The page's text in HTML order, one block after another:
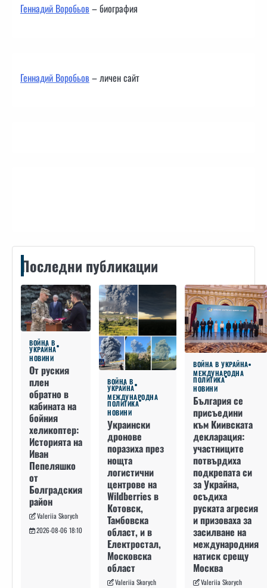
Геннадий Воробьов– биография
Геннадий Воробьов– личен сайт
Последни публикации
ВОЙНА В
УКРАЙНА
НОВИНИ
От руския
плен
обратно в
кабината на
бойния
хеликоптер:
Историята на
Иван
Пепеляшко
от
Болградския
район
Valeriia Skorych
2026-08-06 18:10
ВОЙНА В
УКРАЙНА
МЕЖДУНАРОДНА
ПОЛИТИКА
НОВИНИ
Украински
дронове
поразиха през
нощта
логистични
центрове на
Wildberries в
Котовск,
Тамбовска
област, и в
Електростал,
Московска
област
Valeriia Skorych
ВОЙНА В УКРАЙНА
МЕЖДУНАРОДНА
ПОЛИТИКА
НОВИНИ
България се
присъедини
към Киивската
декларация:
участниците
потвърдиха
подкрепата си
за Украйна,
осъдиха
руската агресия
и призоваха за
засилване на
международния
натиск срещу
Москва
Valeriia Skorych